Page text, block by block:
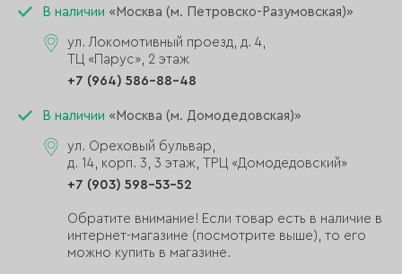
В наличии «Москва (м. Петровско-Разумовская)»
ул. Локомотивный проезд, д. 4,
ТЦ «Парус», 2 этаж
+7 (964) 586-88-48
В наличии «Москва (м. Домодедовская)»
ул. Ореховый бульвар,
д. 14, корп. 3, 3 этаж, ТРЦ «Домодедовский»
+7 (903) 598-53-52
Обратите внимание! Если товар есть в наличие в
интернет-магазине (посмотрите выше), то его
можно купить в магазине.